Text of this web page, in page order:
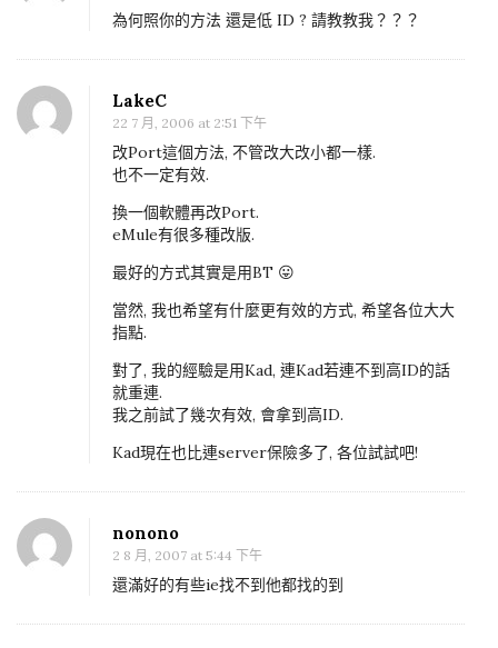
M
e
、
e
o
k
e
y
拿
到
I
D
方
法
為何照你的方法 還是低 ID ? 請教教我？？？
LakeC
22 7 月, 2006 at 2:51 下午
改Port這個方法, 不管改大改小都一樣.
也不一定有效.
換一個軟體再改Port.
eMule有很多種改版.
最好的方式其實是用BT 😛
當然, 我也希望有什麼更有效的方式, 希望各位大大
指點.
對了, 我的經驗是用Kad, 連Kad若連不到高ID的話
就重連.
我之前試了幾次有效, 會拿到高ID.
Kad現在也比連server保險多了, 各位試試吧!
nonono
2 8 月, 2007 at 5:44 下午
還滿好的有些ie找不到他都找的到